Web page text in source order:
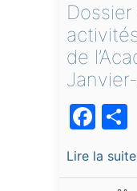
de
Lire la suite